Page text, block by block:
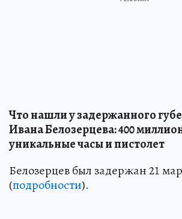
Что нашли у задержанного
Ивана Белозерцева: 400
уникальные часы и пистолет
Белозерцев был задержан 21
(подробности).